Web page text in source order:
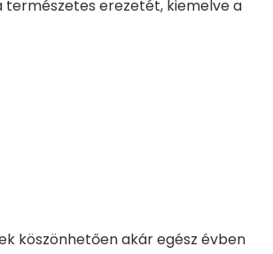
természetes erezetét, kiemelve a
köszönhetően akár egész évben